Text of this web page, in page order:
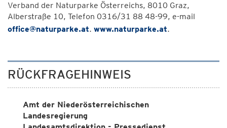
Verband der Naturparke Österreichs, 8010 Graz,
Alberstraße 10, Telefon 0316/31 88 48-99, e-mail
office@naturparke.at. www.naturparke.at.
RÜCKFRAGEHINWEIS
Amt der Niederösterreichischen
Landesregierung